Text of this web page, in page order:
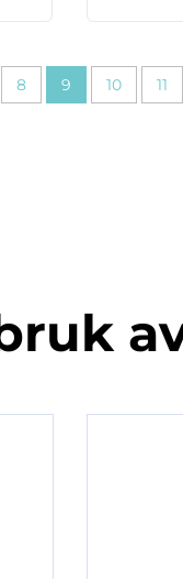
8 9 10 11